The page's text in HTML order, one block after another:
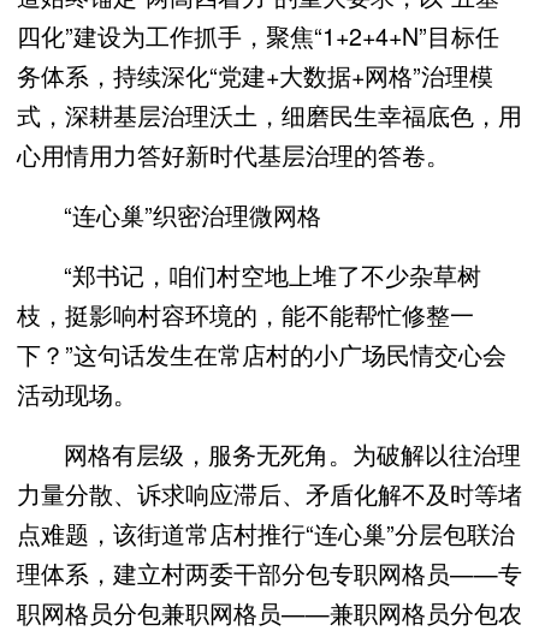
四化”建设为工作抓手，聚焦“1+2+4+N”目标任
务体系，持续深化“党建+大数据+网格”治理模
式，深耕基层治理沃土，细磨民生幸福底色，用
心用情用力答好新时代基层治理的答卷。
“连心巢”织密治理微网格
“郑书记，咱们村空地上堆了不少杂草树
枝，挺影响村容环境的，能不能帮忙修整一
下？”这句话发生在常店村的小广场民情交心会
活动现场。
网格有层级，服务无死角。为破解以往治理
力量分散、诉求响应滞后、矛盾化解不及时等堵
点难题，该街道常店村推行“连心巢”分层包联治
理体系，建立村两委干部分包专职网格员——专
职网格员分包兼职网格员——兼职网格员分包农